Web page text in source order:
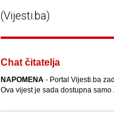
(Vijesti.ba)
Chat čitatelja
NAPOMENA- Portal Vijesti.ba
Ova vijest je sada dostupna samo